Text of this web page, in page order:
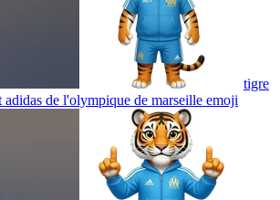
tigre
adidas de l'olympique de marseille emoji